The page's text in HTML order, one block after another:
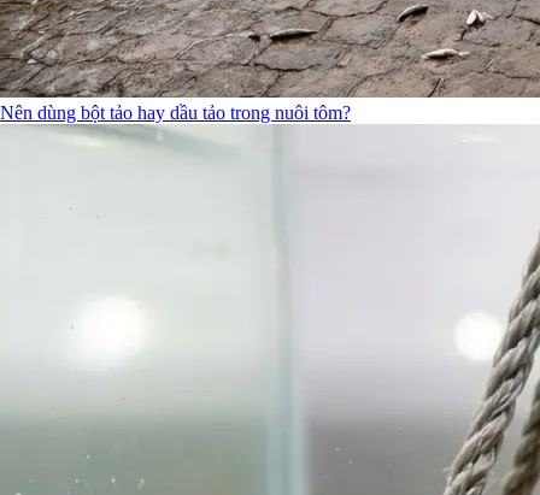
Nên dùng bột tảo hay dầu tảo trong nuôi tôm?